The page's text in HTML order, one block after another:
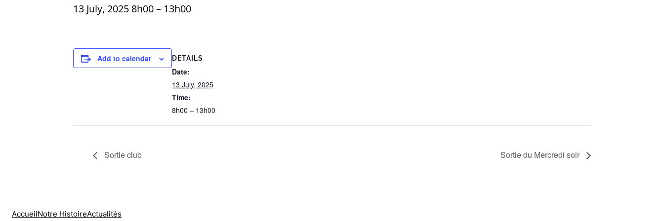
13 July, 2025 8h00– 13h00
Add to calendar DETAILS
Date:
13 July, 2025
Time:
8h00 – 13h00
Sortie club Sortie du Mercredi soir
AccueilNotre HistoireActualités